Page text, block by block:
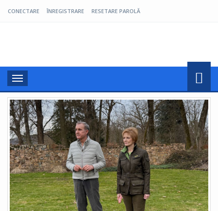
CONECTARE ÎNREGISTRARE RESETARE PAROLĂ
Toggle
navigation